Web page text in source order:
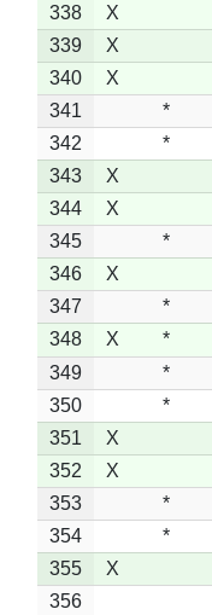
338
X
339
X
340
X
341
*
342
*
343
X
344
X
345
*
346
X
347
*
348
X *
349
*
350
*
351
X
352
X
353
*
354
*
355
X
356